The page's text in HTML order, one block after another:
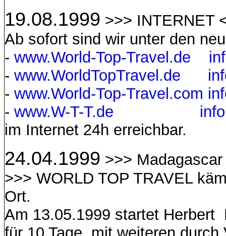
19.08.1999 >>> INTERNET
Ab sofort sind wir unter den
- www.World-Top-Travel.de
- www.WorldTopTravel.de
- www.World-Top-Travel.com
- www.W-T-T.de
im Internet 24h erreichbar.
24.04.1999 >>>
>>> WORLD TOP TRAVEL
Ort.
Am 13.05.1999 startet